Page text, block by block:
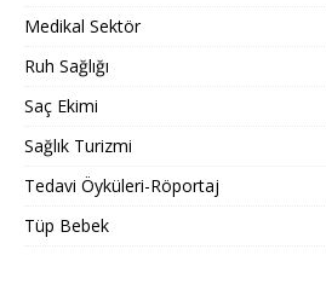
Medikal Sektör
Ruh Sağlığı
Saç Ekimi
Sağlık Turizmi
Tedavi Öyküleri-Röportaj
Tüp Bebek